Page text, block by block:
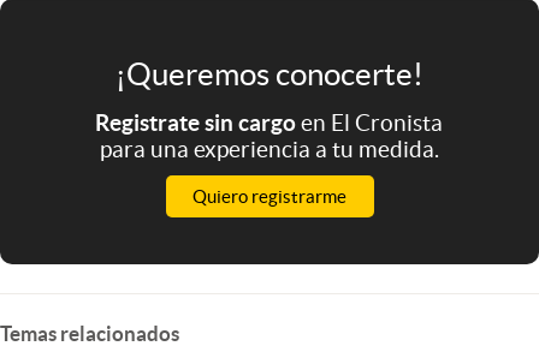
¡Queremos conocerte!
Registrate sin cargoen El Cronista
para una experiencia a tu medida.
Quiero registrarme
Temas relacionados